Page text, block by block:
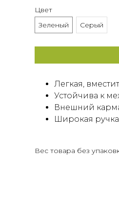
Цвет
Зеленый
Серый
Легкая,
Устойчива к
Внешний
Широкая
Вес товара без